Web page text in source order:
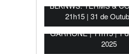
BLKNWS: TERMS &
21h15 | 31 de
EU, CAPITÃO de
GARRONE | 11h15 | 1
2025